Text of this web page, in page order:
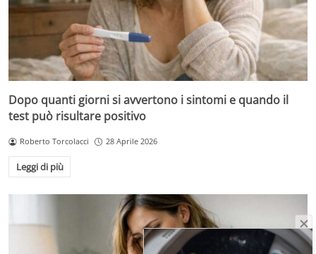
Dopo quanti giorni si avvertono i sintomi e quando il
test può risultare positivo
Roberto Torcolacci 28 Aprile 2026
Leggi di più